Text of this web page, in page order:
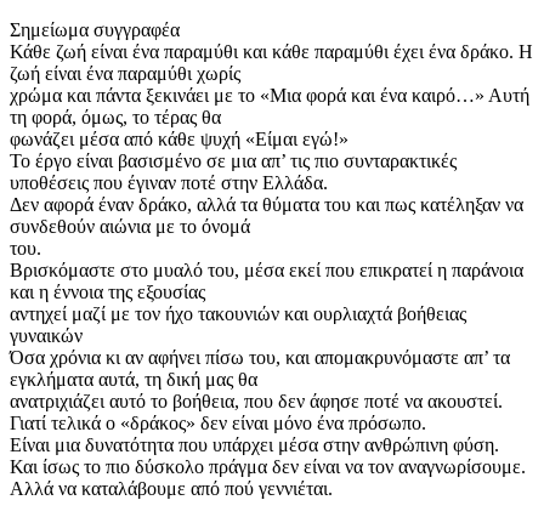
Σημείωμα συγγραφέα
Κάθε ζωή είναι ένα παραμύθι και κάθε παραμύθι έχει ένα δράκο. Η
ζωή είναι ένα παραμύθι χωρίς
χρώμα και πάντα ξεκινάει με το «Μια φορά και ένα καιρό…» Αυτή
τη φορά, όμως, το τέρας θα
φωνάζει μέσα από κάθε ψυχή «Είμαι εγώ!»
Το έργο είναι βασισμένο σε μια απ’ τις πιο συνταρακτικές
υποθέσεις που έγιναν ποτέ στην Ελλάδα.
Δεν αφορά έναν δράκο, αλλά τα θύματα του και πως κατέληξαν να
συνδεθούν αιώνια με το όνομά
του.
Βρισκόμαστε στο μυαλό του, μέσα εκεί που επικρατεί η παράνοια
και η έννοια της εξουσίας
αντηχεί μαζί με τον ήχο τακουνιών και ουρλιαχτά βοήθειας
γυναικών
Όσα χρόνια κι αν αφήνει πίσω του, και απομακρυνόμαστε απ’ τα
εγκλήματα αυτά, τη δική μας θα
ανατριχιάζει αυτό το βοήθεια, που δεν άφησε ποτέ να ακουστεί.
Γιατί τελικά ο «δράκος» δεν είναι μόνο ένα πρόσωπο.
Είναι μια δυνατότητα που υπάρχει μέσα στην ανθρώπινη φύση.
Και ίσως το πιο δύσκολο πράγμα δεν είναι να τον αναγνωρίσουμε.
Αλλά να καταλάβουμε από πού γεννιέται.